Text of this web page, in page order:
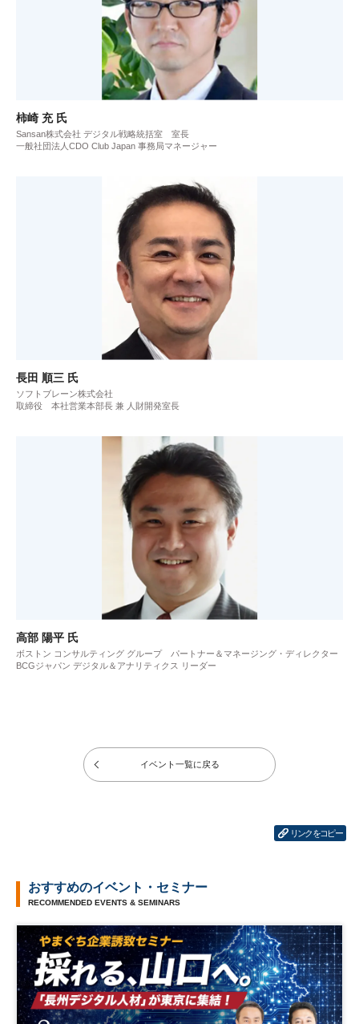
柿崎 充 氏
Sansan株式会社 デジタル戦略統括室 室長
一般社団法人CDO Club Japan 事務局マネージャー
長田 順三 氏
ソフトブレーン株式会社
取締役 本社営業本部長 兼 人財開発室長
高部 陽平 氏
ボストン コンサルティング グループ パートナー＆マネージング・ディレクター
BCGジャパン デジタル＆アナリティクス リーダー
イベント一覧に戻る
リンクをコピー
おすすめのイベント・セミナー
RECOMMENDED EVENTS & SEMINARS